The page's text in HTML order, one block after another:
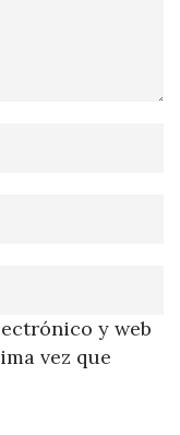
y web
vez que